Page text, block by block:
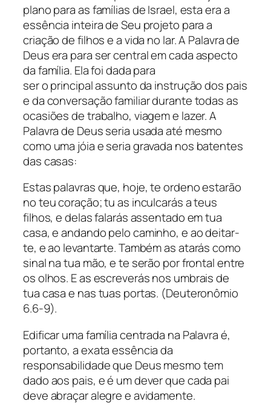
plano para as famílias de Israel, esta era a
essência inteira de Seu projeto para a
criação de filhos e a vida no lar. A Palavra de
Deus era para ser central em cada aspecto
da família. Ela foi dada para
ser o principal assunto da instrução dos pais
e da conversação familiar durante todas as
ocasiões de trabalho, viagem e lazer. A
Palavra de Deus seria usada até mesmo
como uma jóia e seria gravada nos batentes
das casas:
Estas palavras que, hoje, te ordeno estarão
no teu coração; tu as inculcarás a teus
filhos, e delas falarás assentado em tua
casa, e andando pelo caminho, e ao deitar-
te, e ao levantarte. Também as atarás como
sinal na tua mão, e te serão por frontal entre
os olhos. E as escreverás nos umbrais de
tua casa e nas tuas portas. (Deuteronômio
6.6-9).
Edificar uma família centrada na Palavra é,
portanto, a exata essência da
responsabilidade que Deus mesmo tem
dado aos pais, e é um dever que cada pai
deve abraçar alegre e avidamente.